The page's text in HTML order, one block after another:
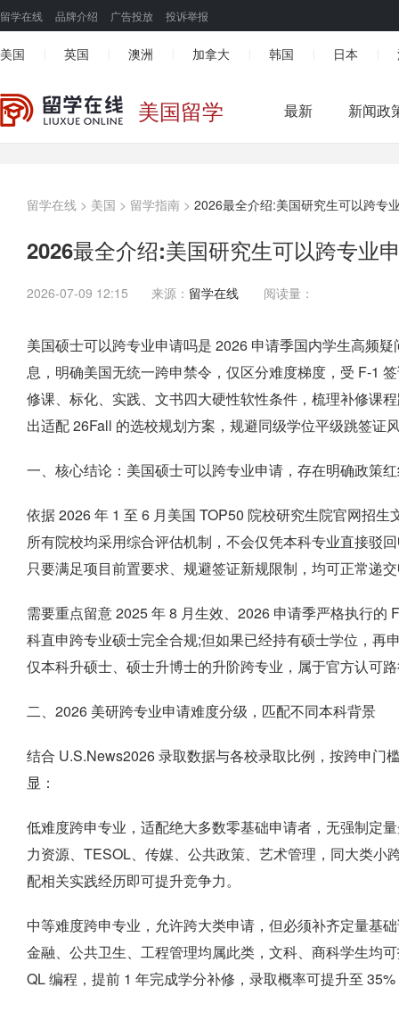
留学在线 品牌介绍 广告投放 投诉举报
美国 英国 澳洲 加拿大 韩国 日本
美国留学 最新 新闻政
留学在线 > 美国 > 留学指南 > 2026最全介绍:美国研究生可以跨专
2026最全介绍:美国研究生可以跨专业
2026-07-09 12:15 来源： 留学在线 阅读量：
美国硕士可以跨专业申请吗是 2026 申请季国内学生高频
息，明确美国无统一跨申禁令，仅区分难度梯度，受 F-1
修课、标化、实践、文书四大硬性软性条件，梳理补修课
出适配 26Fall 的选校规划方案，规避同级学位平级跳签证
一、核心结论：美国硕士可以跨专业申请，存在明确政策
依据 2026 年 1 至 6 月美国 TOP50 院校研究生院官网招
所有院校均采用综合评估机制，不会仅凭本科专业直接驳
只要满足项目前置要求、规避签证新规限制，均可正常递
需要重点留意 2025 年 8 月生效、2026 申请季严格执行
科直申跨专业硕士完全合规;但如果已经持有硕士学位，再
仅本科升硕士、硕士升博士的升阶跨专业，属于官方认可
二、2026 美研跨专业申请难度分级，匹配不同本科背景
结合 U.S.News2026 录取数据与各校录取比例，按跨申门
显：
低难度跨申专业，适配绝大多数零基础申请者，无强制定
力资源、TESOL、传媒、公共政策、艺术管理，同大类
配相关实践经历即可提升竞争力。
中等难度跨申专业，允许跨大类申请，但必须补齐定量基
金融、公共卫生、工程管理均属此类，文科、商科学生均
QL 编程，提前 1 年完成学分补修，录取概率可提升至